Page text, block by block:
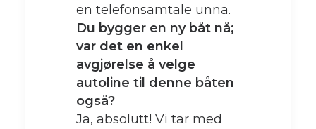
en telefonsamtale unna.
Du bygger en ny båt nå;
var det en enkel
avgjørelse å velge
autoline til denne båten
også?
Ja, absolutt! Vi tar med